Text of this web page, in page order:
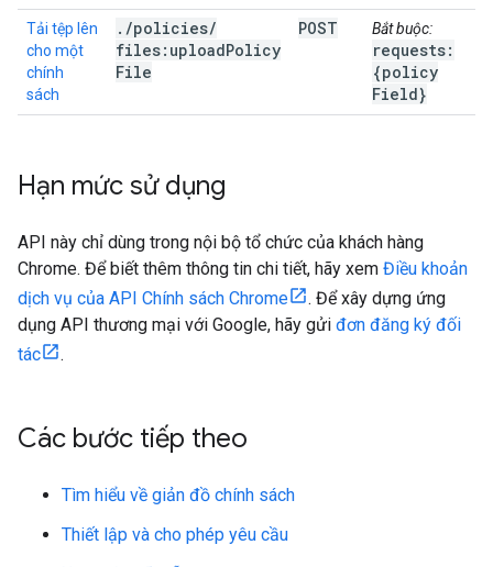
Tải tệp lên
cho một
chính
sách
. /policies/
files:uploadPolicy
File
POST Bắt buộc:
requests:
{policy
Field}
Hạn mức sử dụng
API này chỉ dùng trong nội bộ tổ chức của khách hàng
Chrome. Để biết thêm thông tin chi tiết, hãy xem Điều khoản
dịch vụ của API Chính sách Chrome
. Để xây dựng ứng
dụng API thương mại với Google, hãy gửi đơn đăng ký đối
tác
.
Các bước tiếp theo
Tìm hiểu về giản đồ chính sách
Thiết lập và cho phép yêu cầu